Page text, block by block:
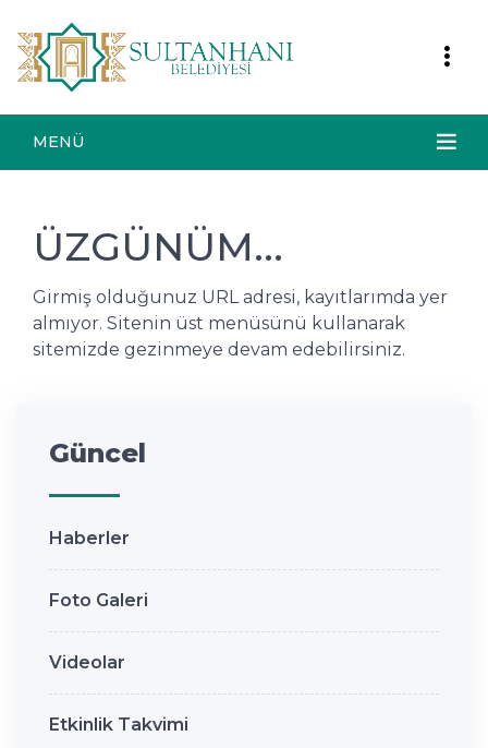
MENÜ
ÜZGÜNÜM...
Girmiş olduğunuz URL adresi, kayıtlarımda yer
almıyor. Sitenin üst menüsünü kullanarak
sitemizde gezinmeye devam edebilirsiniz.
Güncel
Haberler
Foto Galeri
Videolar
Etkinlik Takvimi